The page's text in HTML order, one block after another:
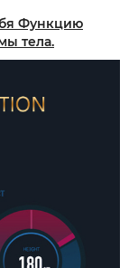
Функцию
тела.